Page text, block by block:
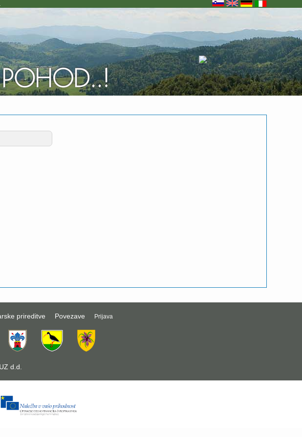
prireditve Povezave Prijava
d.d.